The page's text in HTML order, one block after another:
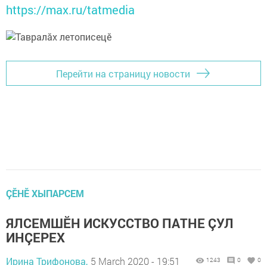
https://max.ru/tatmedia
Перейти на страницу новости
ÇӖНӖ ХЫПАРСЕМ
ЯЛСЕМШӖН ИСКУССТВО ПАТНЕ ÇУЛ
ИНÇЕРЕХ
Ирина Трифонова, 5 March 2020 - 19:51 1243 0 0